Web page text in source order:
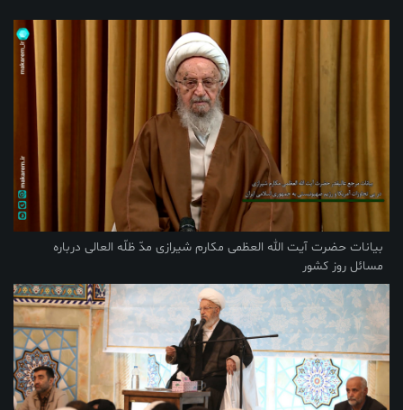
بیانات حضرت آیت الله العظمی مکارم شیرازی مدّ ظلّه العالی درباره
مسائل روز کشور